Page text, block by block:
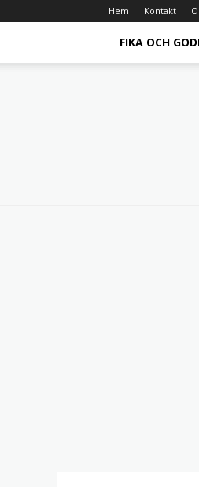
Hem Kontakt
FIKA OCH